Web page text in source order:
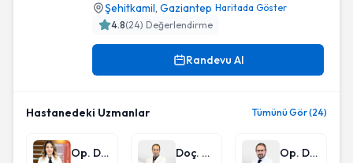
Şehitkamil, Gaziantep Haritada Göster
4.8(24) Değerlendirme
Randevu Al
Hastanedeki Uzmanlar Tümünü Gör (24)
Op. Dr. Şerife Eskalen Doç. Dr. Murat Doğan Op. Dr. Akın Karagözoğlu